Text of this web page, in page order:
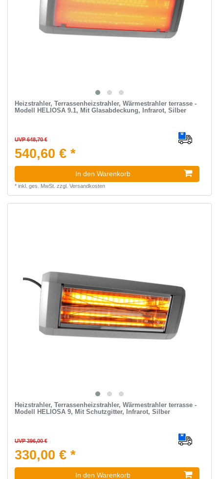
Heizstrahler, Terrassenheizstrahler, Wärmestrahler terrasse -
Modell HELIOSA 9.1, Mit Glasabdeckung, Infrarot, Silber
UVP 648,70 €
540,60 € *
In den Warenkorb
* inkl. ges. MwSt. zzgl. Versandkosten
Heizstrahler, Terrassenheizstrahler, Wärmestrahler terrasse -
Modell HELIOSA 9, Mit Schutzgitter, Infrarot, Silber
UVP 396,00 €
330,00 € *
In den Warenkorb